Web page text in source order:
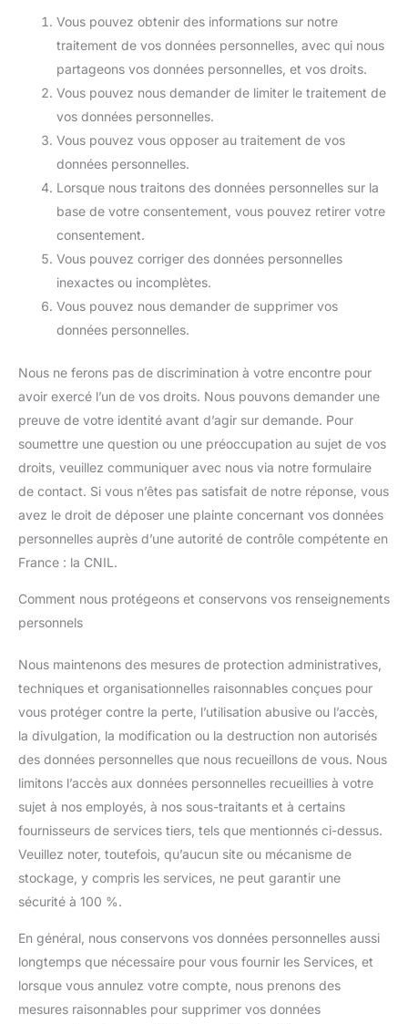
Vous pouvez obtenir des informations sur notre
traitement de vos données personnelles, avec qui nous
partageons vos données personnelles, et vos droits.
Vous pouvez nous demander de limiter le traitement de
vos données personnelles.
Vous pouvez vous opposer au traitement de vos
données personnelles.
Lorsque nous traitons des données personnelles sur la
base de votre consentement, vous pouvez retirer votre
consentement.
Vous pouvez corriger des données personnelles
inexactes ou incomplètes.
Vous pouvez nous demander de supprimer vos
données personnelles.
Nous ne ferons pas de discrimination à votre encontre pour
avoir exercé l’un de vos droits. Nous pouvons demander une
preuve de votre identité avant d’agir sur demande. Pour
soumettre une question ou une préoccupation au sujet de vos
droits, veuillez communiquer avec nous via notre formulaire
de contact. Si vous n’êtes pas satisfait de notre réponse, vous
avez le droit de déposer une plainte concernant vos données
personnelles auprès d’une autorité de contrôle compétente en
France : la CNIL.
Comment nous protégeons et conservons vos renseignements
personnels
Nous maintenons des mesures de protection administratives,
techniques et organisationnelles raisonnables conçues pour
vous protéger contre la perte, l’utilisation abusive ou l’accès,
la divulgation, la modification ou la destruction non autorisés
des données personnelles que nous recueillons de vous. Nous
limitons l’accès aux données personnelles recueillies à votre
sujet à nos employés, à nos sous-traitants et à certains
fournisseurs de services tiers, tels que mentionnés ci-dessus.
Veuillez noter, toutefois, qu’aucun site ou mécanisme de
stockage, y compris les services, ne peut garantir une
sécurité à 100 %.
En général, nous conservons vos données personnelles aussi
longtemps que nécessaire pour vous fournir les Services, et
lorsque vous annulez votre compte, nous prenons des
mesures raisonnables pour supprimer vos données